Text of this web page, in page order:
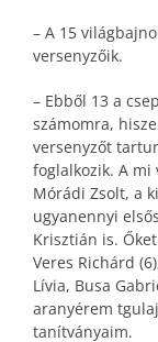
– A 15
versenyzőik.
– Ebből 13 a
számomra,
versenyzőt
foglalkozik. A mi
Mórádi Zsolt, a
ugyanennyi
Krisztián is.
Veres Richárd
Lívia, Busa
aranyérem
tanítványaim.